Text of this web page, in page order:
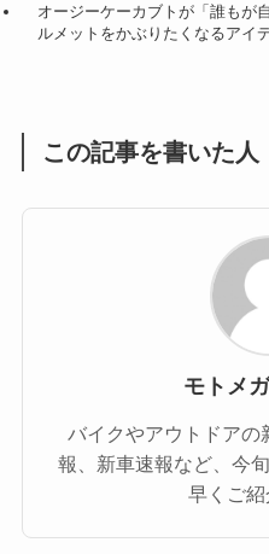
(1) (1)
オージーケーカブトが「誰もが
ルメットをかぶりたくなるアイ
この記事を書いた人
モトメ
バイクやアウトドアの
報、新車速報など、今
早くご